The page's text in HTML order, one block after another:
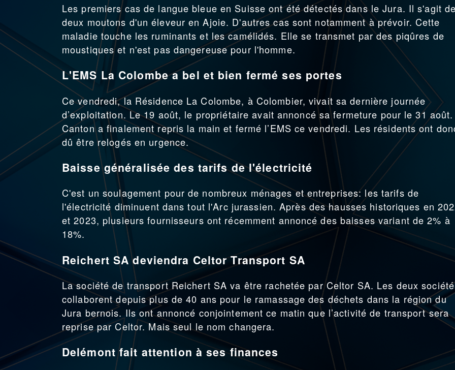
Les premiers cas de langue bleue en Suisse ont été détectés dans le Jura. Il s'agit
deux moutons d'un éleveur en Ajoie. D'autres cas sont notamment à prévoir. Cette
maladie touche les ruminants et les camélidés. Elle se transmet par des piqûres de
moustiques et n'est pas dangereuse pour l'homme.
L'EMS La Colombe a bel et bien fermé ses portes
Ce vendredi, la Résidence La Colombe, à Colombier, vivait sa dernière journée
d’exploitation. Le 19 août, le propriétaire avait annoncé sa fermeture pour le 31
Canton a finalement repris la main et fermé l’EMS ce vendredi. Les résidents ont
dû être relogés en urgence.
Baisse généralisée des tarifs de l'électricité
C'est un soulagement pour de nombreux ménages et entreprises: les tarifs de
l'électricité diminuent dans tout l'Arc jurassien. Après des hausses historiques en
et 2023, plusieurs fournisseurs ont récemment annoncé des baisses variant de 2% à
18%.
Reichert SA deviendra Celtor Transport SA
La société de transport Reichert SA va être rachetée par Celtor SA. Les deux
collaborent depuis plus de 40 ans pour le ramassage des déchets dans la région du
Jura bernois. Ils ont annoncé conjointement ce matin que l’activité de transport sera
reprise par Celtor. Mais seul le nom changera.
Delémont fait attention à ses finances